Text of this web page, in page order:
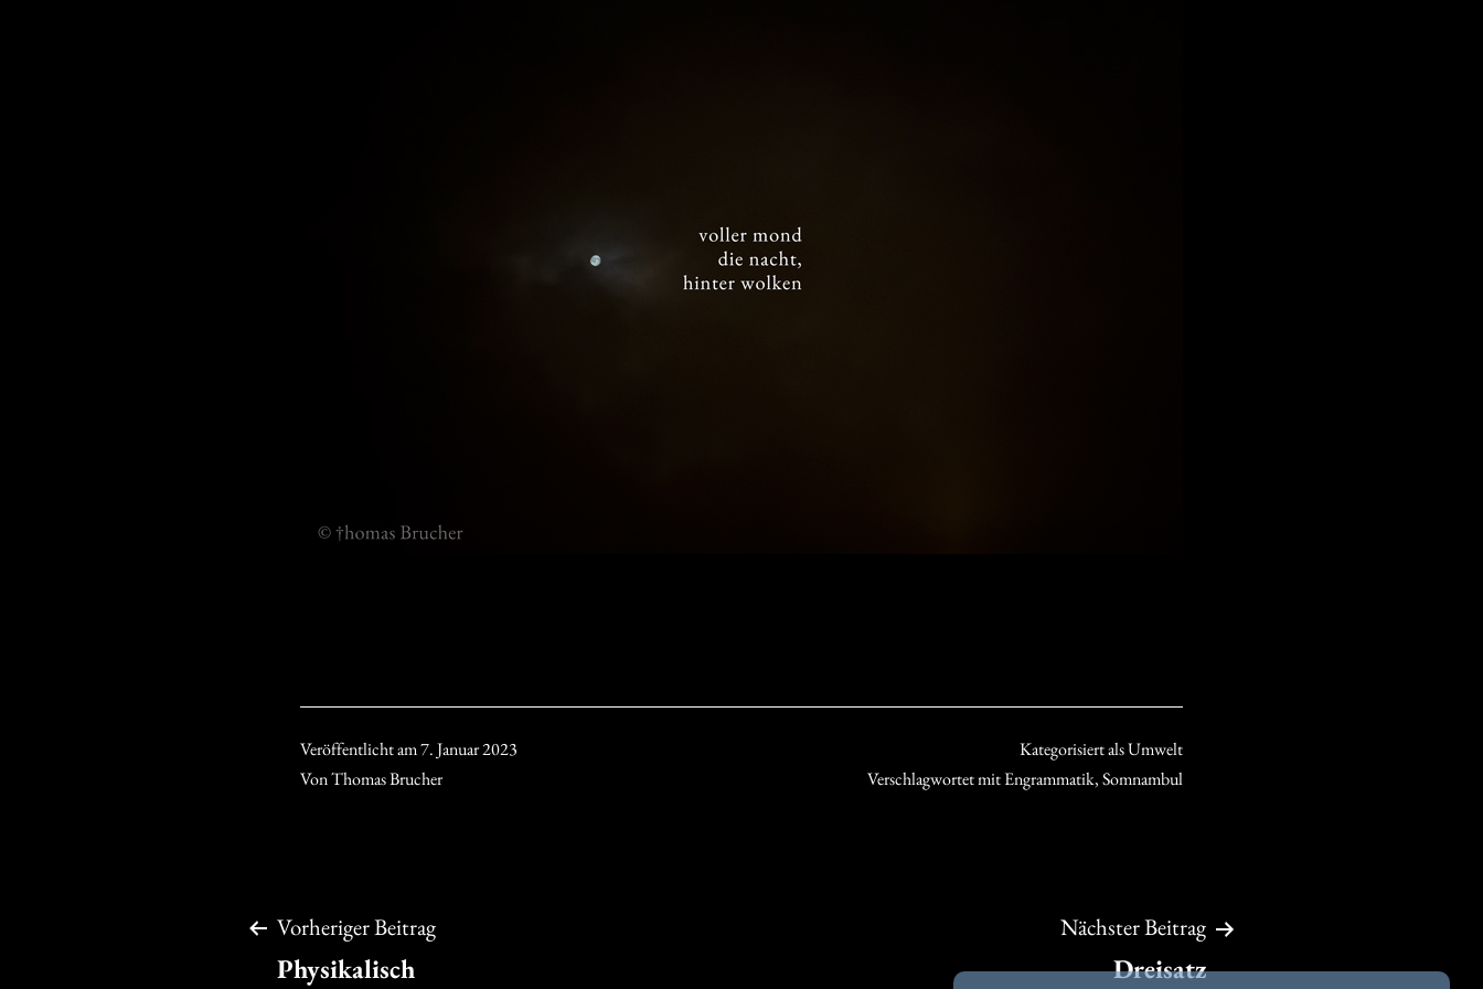
Veröffentlicht am7. Januar 2023
VonThomas Brucher
Kategorisiert alsUmwelt
Verschlagwortet mitEngrammatik,Somnambul
Beitragsnavigation
Vorheriger Beitrag
Physikalisch
Nächster Beitrag
Dreisatz